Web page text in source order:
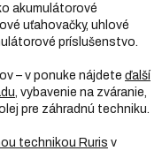
akumulátorové
uťahovačky, uhlové
príslušenstvo.
– v ponuke nájdete ďalší
, vybavenie na zváranie,
pre záhradnú techniku.
technikou Ruris v